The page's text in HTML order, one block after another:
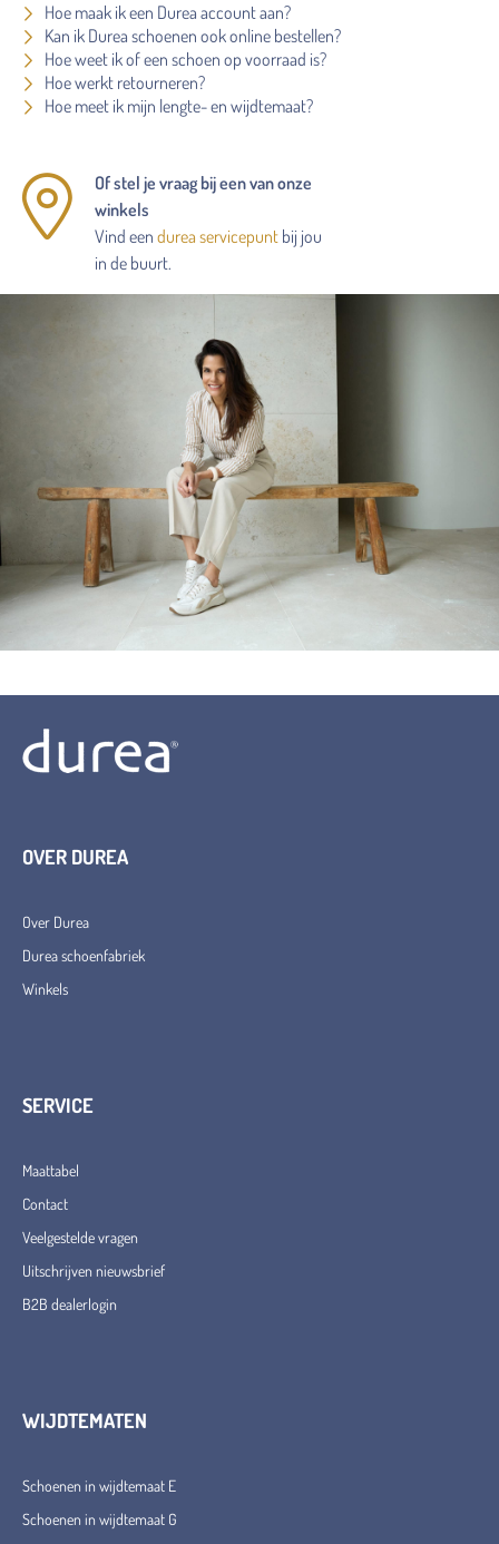
Hoe maak ik een Durea account aan?
Kan ik Durea schoenen ook online bestellen?
Hoe weet ik of een schoen op voorraad is?
Hoe werkt retourneren?
Hoe meet ik mijn lengte- en wijdtemaat?
Of stel je vraag bij een van onze
winkels
Vind een durea servicepunt bij jou
in de buurt.
OVER DUREA
Over Durea
Durea schoenfabriek
Winkels
SERVICE
Maattabel
Contact
Veelgestelde vragen
Uitschrijven nieuwsbrief
B2B dealerlogin
WIJDTEMATEN
Schoenen in wijdtemaat E
Schoenen in wijdtemaat G